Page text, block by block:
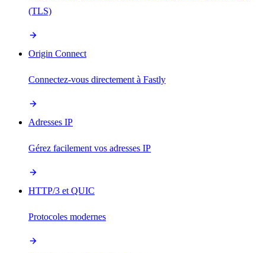
(TLS)
Origin Connect
Connectez-vous directement à Fastly
Adresses IP
Gérez facilement vos adresses IP
HTTP/3 et QUIC
Protocoles modernes